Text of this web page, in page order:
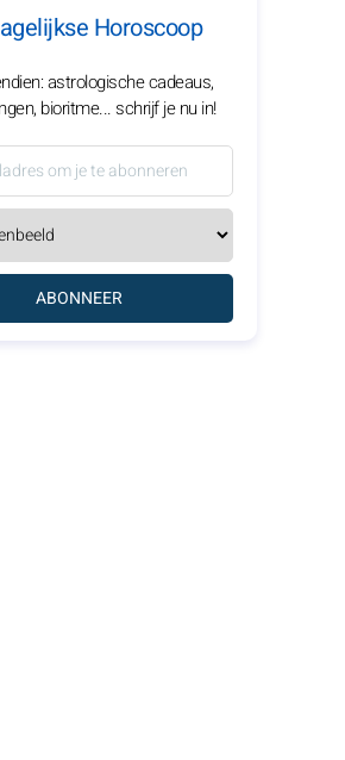
Horoscoop
astrologische cadeaus,
bioritme... schrijf je nu in!
ABONNEER